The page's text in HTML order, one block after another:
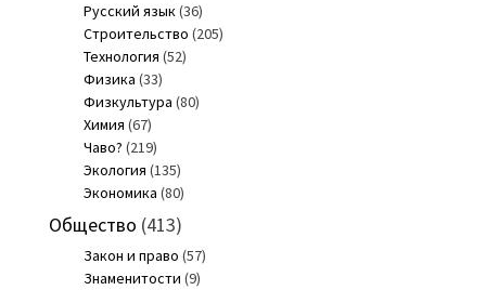
Русский язык(36)
Строительство (205)
Технология (52)
Физика (33)
Физкультура (80)
Химия (67)
Чаво? (219)
Экология (135)
Экономика (80)
Общество (413)
Закон и право (57)
Знаменитости (9)